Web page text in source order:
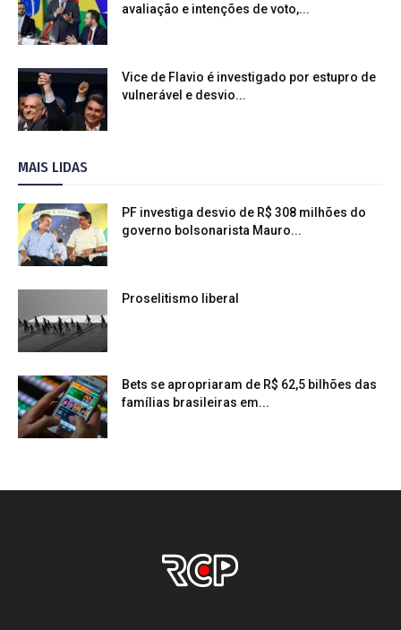
avaliação e intenções de voto,...
Vice de Flavio é investigado por estupro de
vulnerável e desvio...
MAIS LIDAS
PF investiga desvio de R$ 308 milhões do
governo bolsonarista Mauro...
Proselitismo liberal
Bets se apropriaram de R$ 62,5 bilhões das
famílias brasileiras em...